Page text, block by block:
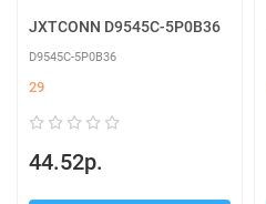
JXTCONN D9545C-5P0B36
D9545C-5P0B36
29
44.52р.